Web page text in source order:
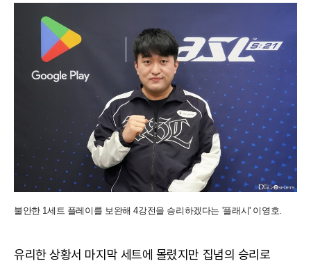
불안한 1세트 플레이를 보완해 4강전을 승리하겠다는 '플래시' 이영호.
유리한 상황서 마지막 세트에 몰렸지만 집념의 승리로